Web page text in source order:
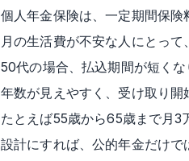
個人年金保険は、一定期間保
月の生活費が不安な人にとって
50代の場合、払込期間が短く
年数が見えやすく、受け取り開
たとえば55歳から65歳まで月3
設計にすれば、公的年金だけ